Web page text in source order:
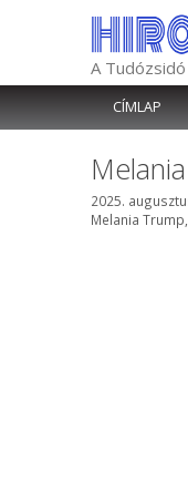
A
CÍMLAP
2025.
Melania Trump